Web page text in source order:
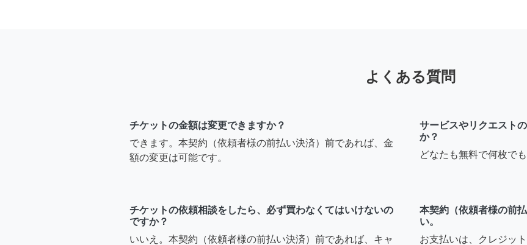
よくある質問
チケットの金額は変更できますか？
できます。本契約（依頼者様の前払い決済）前であれば、金
額の変更は可能です。
サービスやリクエスト
か？
どなたも無料で何枚で
チケットの依頼相談をしたら、必ず買わなくてはいけないの
ですか？
いいえ。本契約（依頼者様の前払い決済）前であれば、キャ
本契約（依頼者様の前
い。
お支払いは、クレジッ